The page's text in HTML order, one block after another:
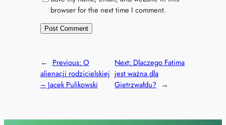
browser for the next time I comment.
← Previous: O
alienacji rodzicielskiej
– Jacek Pulikowski
Next: Dlaczego Fatima
jest ważna dla
Gietrzwałdu? →